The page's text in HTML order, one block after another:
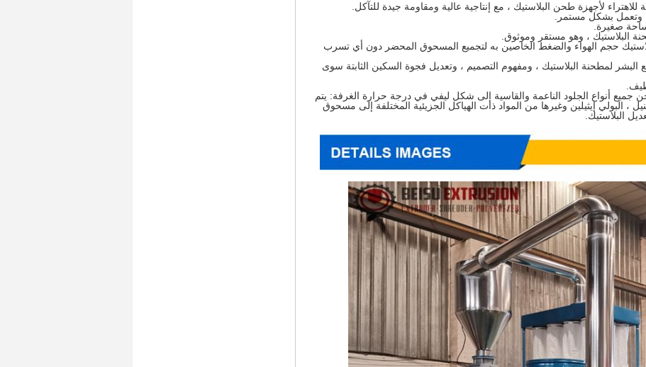
لأجهزة طحن البلاستيك ، مع إنتاجية عالية ومقاومة جيدة للتآكل.
وتعمل بشكل مستمر.
صغيرة.
البلاستيك ، وهو مستقر وموثوق.
حجم الهواء والضغط الخاصين به لتجميع المسحوق المحضر دون أي تسرب
لمطحنة البلاستيك ، ومفهوم التصميم ، وتعديل فجوة السكين الثابتة سوى
جميع أنواع الجلود الناعمة والقاسية إلى شكل ليفي في درجة حرارة الغرفة: يتم
، البولي إيثيلين وغيرها من المواد ذات الهياكل الجزيئية المختلفة إلى مسحوق